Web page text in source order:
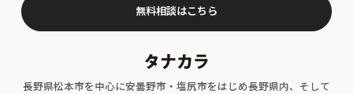
長野県松本市を中心に安曇野市・塩尻市をはじめ長野県内、そして
無料相談はこちら